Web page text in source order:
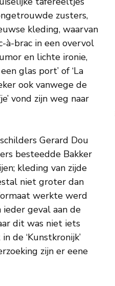
zusters,
kleding, waarvan
à-brac in een overvol
en lichte ironie,
glas port’ of ‘La
ook vanwege de
vond zijn weg naar
Gerard Dou
besteedde Bakker
kleding van zijde
niet groter dan
werkte werd
geval aan de
dit was niet iets
de ‘Kunstkronijk’
zijn er eene